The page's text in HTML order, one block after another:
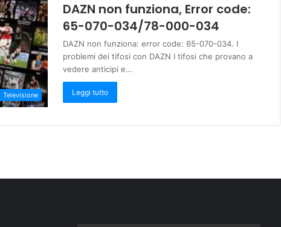
Televisione
DAZN non funziona, Error code:
65-070-034/78-000-034
DAZN non funziona: error code: 65-070-034. I
problemi dei tifosi con DAZN I tifosi che provano a
vedere anticipi e…
Leggi tutto